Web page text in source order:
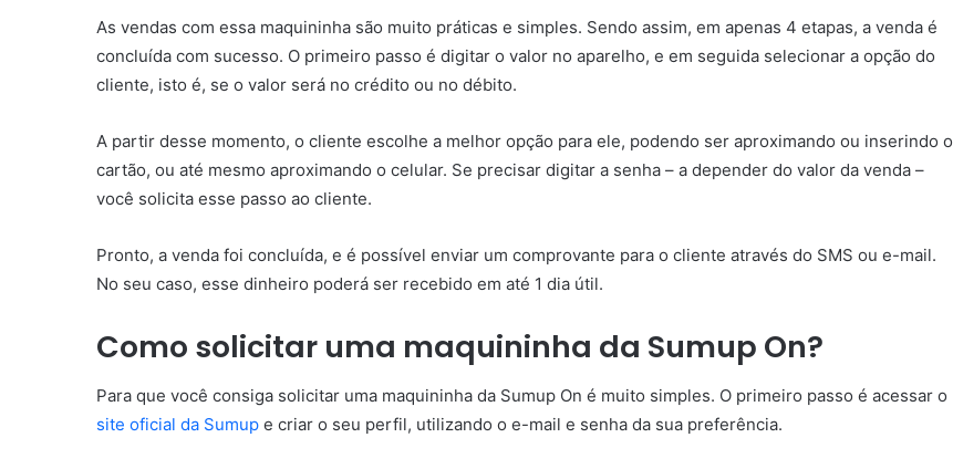
As vendas com essa maquininha são muito práticas e simples. Sendo assim, em apenas 4 etapas, a venda é
concluída com sucesso. O primeiro passo é digitar o valor no aparelho, e em seguida selecionar a opção do
cliente, isto é, se o valor será no crédito ou no débito.
A partir desse momento, o cliente escolhe a melhor opção para ele, podendo ser aproximando ou inserindo o
cartão, ou até mesmo aproximando o celular. Se precisar digitar a senha – a depender do valor da venda –
você solicita esse passo ao cliente.
Pronto, a venda foi concluída, e é possível enviar um comprovante para o cliente através do SMS ou e-mail.
No seu caso, esse dinheiro poderá ser recebido em até 1 dia útil.
Como solicitar uma maquininha da Sumup On?
Para que você consiga solicitar uma maquininha da Sumup On é muito simples. O primeiro passo é acessar o
site oficial da Sumup e criar o seu perfil, utilizando o e-mail e senha da sua preferência.